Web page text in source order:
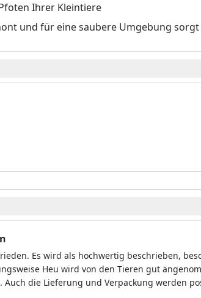
Ihrer Kleintiere
und für eine saubere Umgebung sorgt
Es wird als hochwertig beschrieben,
Heu wird von den Tieren gut
die Lieferung und Verpackung werden